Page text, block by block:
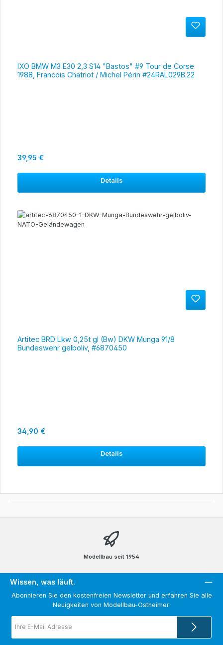
IXO BMW M3 E30 2,3 S14 "Bastos" #9 Tour de Corse
1988, Francois Chatriot / Michel Périn #24RAL029B.22
Regulärer Preis:
39,95 €
Details
Artitec BRD Lkw 0,25t gl (Bw) DKW Munga 91/8
Bundeswehr gelboliv, #6870450
Regulärer Preis:
34,90 €
Details
Modellbau seit 1954
Wissen, was läuft.
Abonnieren Sie den kostenfreien Newsletter und erfahren Sie alle
Neuigkeiten von Modellbau-Ostheimer:
Mail-